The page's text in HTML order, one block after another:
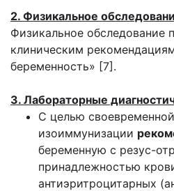
2. Физикальное
Физикальное обследование
клиническим
беременность» [7].
3. Лабораторные
С целью
изоиммунизации
беременную с резус-
принадлежностью
антиэритроцитарных